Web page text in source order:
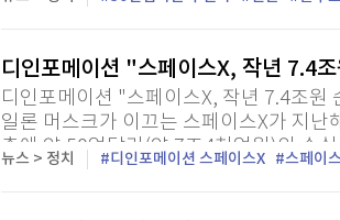
합의한 지 30년을 넘기게 됐다. 오는 12
디인포메이션 "스페이스X, 작년 7.4
디인포메이션 "스페이스X, 작년 7.4조
일론 머스크가 이끄는 스페이스X가 지
출에 약 50억달러(약 7조4천억원)의 손
디인포메이션을 인용해 9일(현지시간)
뉴스 > 정치 디인포메이션 스페이스X 스페이